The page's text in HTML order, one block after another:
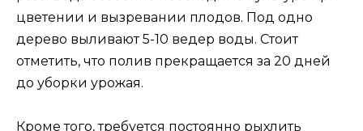
цветении и вызревании плодов. Под одно
дерево выливают 5-10 ведер воды. Стоит
отметить, что полив прекращается за 20 дней
до уборки урожая.
Кроме того, требуется постоянно рыхлить